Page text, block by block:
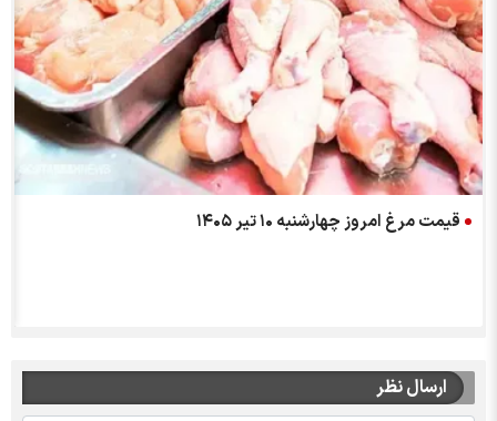
قیمت مرغ امروز چهارشنبه ۱۰ تیر ۱۴۰۵
ارسال نظر